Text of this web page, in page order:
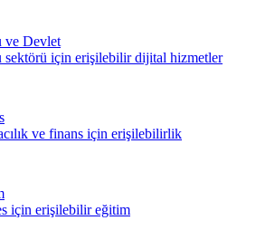
ve Devlet
sektörü için erişilebilir dijital hizmetler
ve finans için erişilebilirlik
için erişilebilir eğitim